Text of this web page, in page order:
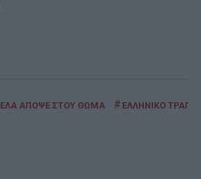
ΕΛΑ ΑΠΟΨΕ ΣΤΟΥ ΘΩΜΑ # ΕΛΛΗΝΙΚΟ